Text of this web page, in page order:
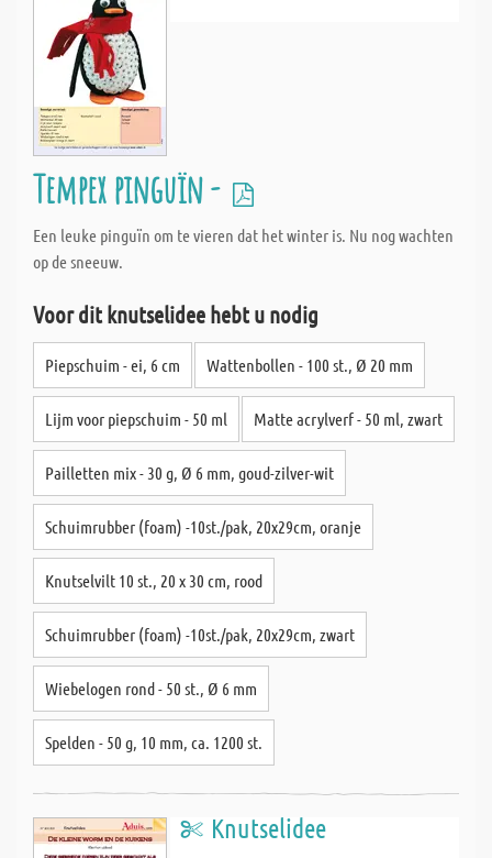
Tempex pinguïn -
Een leuke pinguïn om te vieren dat het winter is. Nu nog wachten
op de sneeuw.
Voor dit knutselidee hebt u nodig
Piepschuim - ei, 6 cm Wattenbollen - 100 st., Ø 20 mm
Lijm voor piepschuim - 50 ml Matte acrylverf - 50 ml, zwart
Pailletten mix - 30 g, Ø 6 mm, goud-zilver-wit
Schuimrubber (foam) -10st./pak, 20x29cm, oranje
Knutselvilt 10 st., 20 x 30 cm, rood
Schuimrubber (foam) -10st./pak, 20x29cm, zwart
Wiebelogen rond - 50 st., Ø 6 mm
Spelden - 50 g, 10 mm, ca. 1200 st.
Knutselidee